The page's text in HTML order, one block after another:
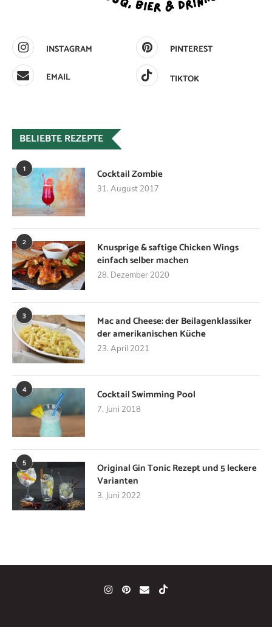
INSTAGRAM
PINTEREST
EMAIL
TIKTOK
BELIEBTE REZEPTE
1 Cocktail Zombie
31. August 2017
2
Knusprige & saftige Chicken Wings
einfach selber machen
28. Dezember 2020
3
Mac and Cheese: der Beilagenklassiker
der amerikanischen Küche
23. April 2021
4 Cocktail Swimming Pool
7. Juni 2018
5
Original Gin Tonic Rezept und 5 leckere
Varianten
3. Juni 2022